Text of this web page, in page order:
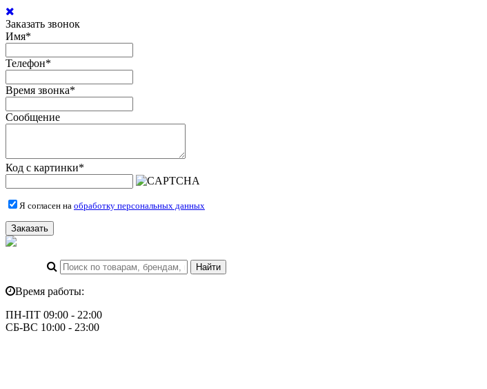
Заказать звонок
Имя*
Телефон*
Время звонка*
Сообщение
Код с картинки*
Я согласен на обработку персональных данных
Заказать
Время работы:
ПН-ПТ 09:00 - 22:00
СБ-ВС 10:00 - 23:00